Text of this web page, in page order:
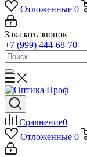
Отложенные 0
Заказать звонок
+7 (999) 444-68-70
Сравнение0
Отложенные 0